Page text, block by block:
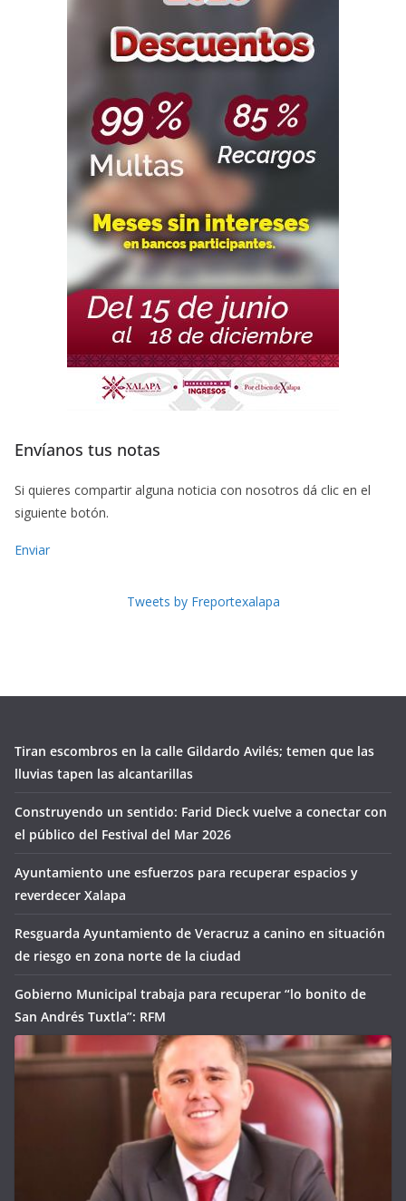
Envíanos tus notas
Si quieres compartir alguna noticia con nosotros dá clic en el
siguiente botón.
Enviar
Tweets by Freportexalapa
Tiran escombros en la calle Gildardo Avilés; temen que las
lluvias tapen las alcantarillas
Construyendo un sentido: Farid Dieck vuelve a conectar con
el público del Festival del Mar 2026
Ayuntamiento une esfuerzos para recuperar espacios y
reverdecer Xalapa
Resguarda Ayuntamiento de Veracruz a canino en situación
de riesgo en zona norte de la ciudad
Gobierno Municipal trabaja para recuperar “lo bonito de
San Andrés Tuxtla”: RFM